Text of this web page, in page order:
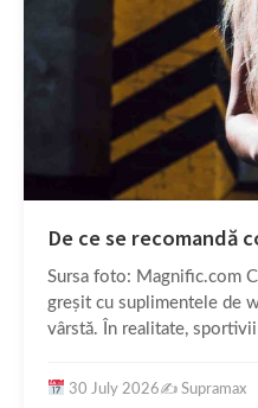
De ce se recomandă
Sursa foto: Magnific.com
greșit cu suplimentele de
vârstă. În realitate,
30 July 2026✍️ Supramax